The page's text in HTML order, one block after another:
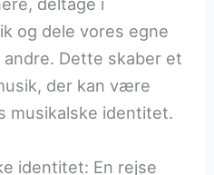
deltage i
og dele vores egne
Dette skaber et
der kan være
musikalske identitet.
identitet: En rejse